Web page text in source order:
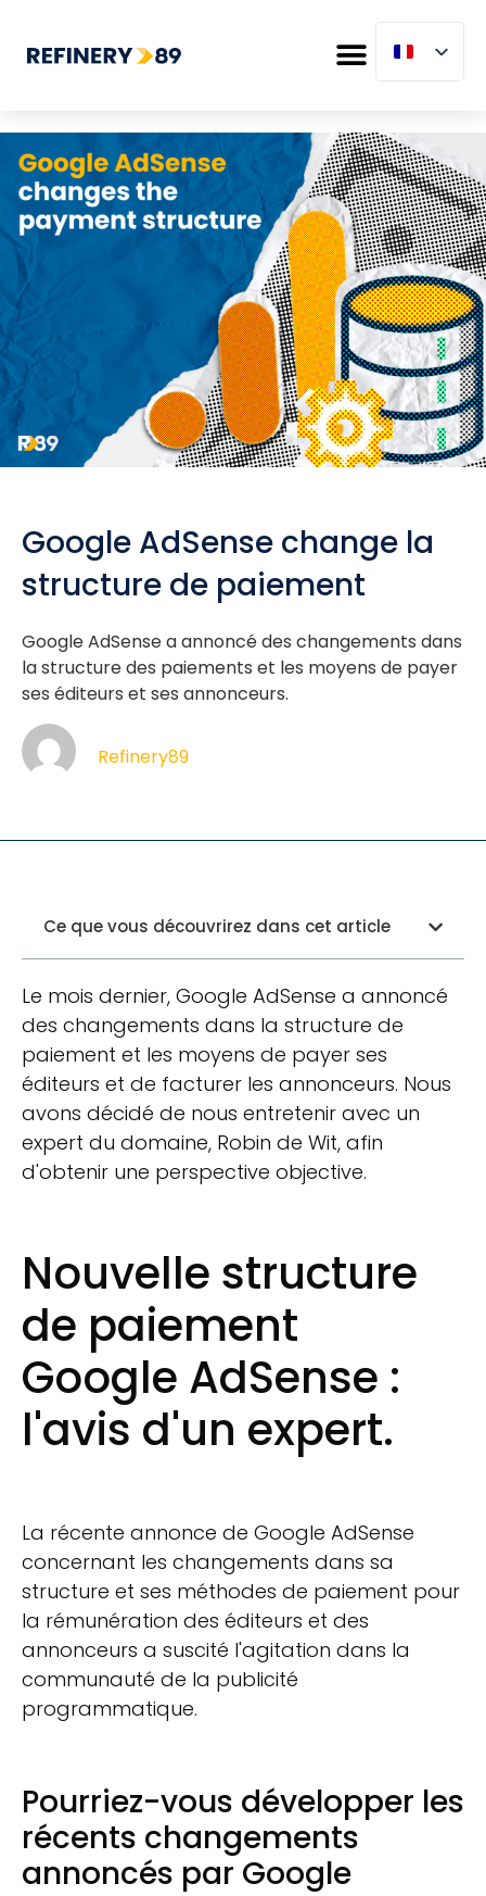
Google AdSense change la
structure de paiement
Google AdSense a annoncé des changements dans
la structure des paiements et les moyens de payer
ses éditeurs et ses annonceurs.
Refinery89
Ce que vous découvrirez dans cet article
Le mois dernier, Google AdSense a annoncé
des changements dans la structure de
paiement et les moyens de payer ses
éditeurs et de facturer les annonceurs. Nous
avons décidé de nous entretenir avec un
expert du domaine, Robin de Wit, afin
d'obtenir une perspective objective.
Nouvelle structure
de paiement
Google AdSense :
l'avis d'un expert.
La récente annonce de Google AdSense
concernant les changements dans sa
structure et ses méthodes de paiement pour
la rémunération des éditeurs et des
annonceurs a suscité l'agitation dans la
communauté de la publicité
programmatique.
Pourriez-vous développer les
récents changements
annoncés par Google